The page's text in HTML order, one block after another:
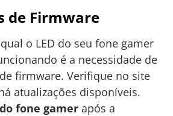
de Firmware
o LED do seu fone gamer
é a necessidade de
firmware. Verifique no site
atualizações disponíveis.
fone gamer após a